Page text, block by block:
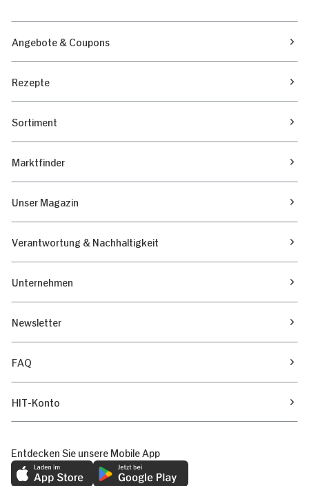
Angebote & Coupons
Rezepte
Sortiment
Marktfinder
Unser Magazin
Verantwortung & Nachhaltigkeit
Unternehmen
Newsletter
FAQ
HIT-Konto
Entdecken Sie unsere Mobile App